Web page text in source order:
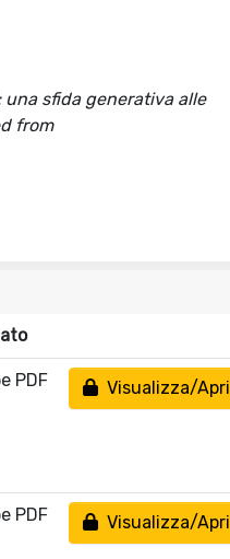
sfida generativa alle
from
PDF Visualizza/Apri
PDF Visualizza/Apri